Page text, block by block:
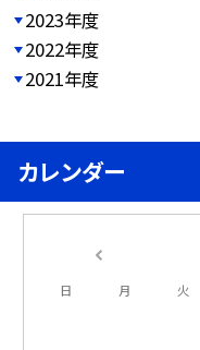
2023年度
2022年度
2021年度
カレンダー
日 月 火